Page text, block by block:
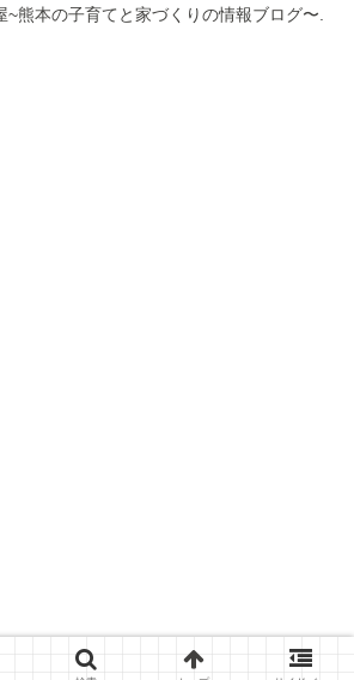
熊本の子育てと家づくりの情報ブログ〜.